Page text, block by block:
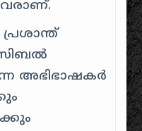
പ്രശാന്ത്
അഭിഭാഷകർ